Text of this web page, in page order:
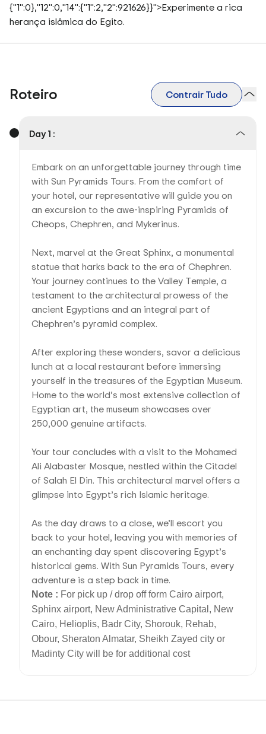
{"1":0},"12":0,"14":{"1":2,"2":921626}}">Experimente a rica
herança islâmica do Egito.
Roteiro Contrair Tudo
Day 1 :
Embark on an unforgettable journey through time
with Sun Pyramids Tours. From the comfort of
your hotel, our representative will guide you on
an excursion to the awe-inspiring Pyramids of
Cheops, Chephren, and Mykerinus.
Next, marvel at the Great Sphinx, a monumental
statue that harks back to the era of Chephren.
Your journey continues to the Valley Temple, a
testament to the architectural prowess of the
ancient Egyptians and an integral part of
Chephren’s pyramid complex.
After exploring these wonders, savor a delicious
lunch at a local restaurant before immersing
yourself in the treasures of the Egyptian Museum.
Home to the world’s most extensive collection of
Egyptian art, the museum showcases over
250,000 genuine artifacts.
Your tour concludes with a visit to the Mohamed
Ali Alabaster Mosque, nestled within the Citadel
of Salah El Din. This architectural marvel offers a
glimpse into Egypt’s rich Islamic heritage.
As the day draws to a close, we’ll escort you
back to your hotel, leaving you with memories of
an enchanting day spent discovering Egypt’s
historical gems. With Sun Pyramids Tours, every
adventure is a step back in time.
Note : For pick up / drop off form Cairo airport,
Sphinx airport, New Administrative Capital, New
Cairo, Helioplis, Badr City, Shorouk, Rehab,
Obour, Sheraton Almatar, Sheikh Zayed city or
Madinty City will be for additional cost